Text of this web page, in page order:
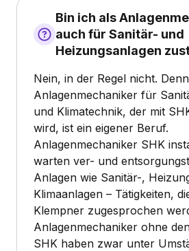
Bin ich als
auch für Sanitär- und
Heizungsanlagen
Nein, in der Regel nicht.
Anlagenmechaniker für
und Klimatechnik, der mit
wird, ist ein eigener Beruf.
Anlagenmechaniker SHK
warten ver- und
Anlagen wie Sanitär-,
Klimaanlagen – Tätigkeiten,
Klempner zugesprochen
Anlagenmechaniker ohne
SHK haben zwar unter